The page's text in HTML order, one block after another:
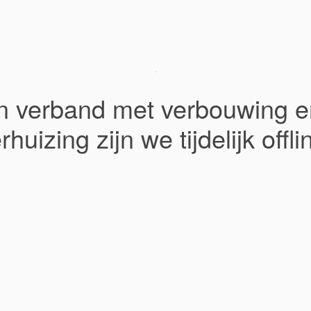
verband met verbouwing
zijn we tijdelijk